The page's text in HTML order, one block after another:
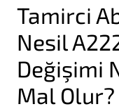
Tamirci
Nesil
Değişimi
Mal Olur?